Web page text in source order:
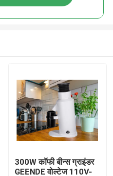
300W कॉफी बीन्स ग्राइंडर
GEENDE वोल्टेज 110V-